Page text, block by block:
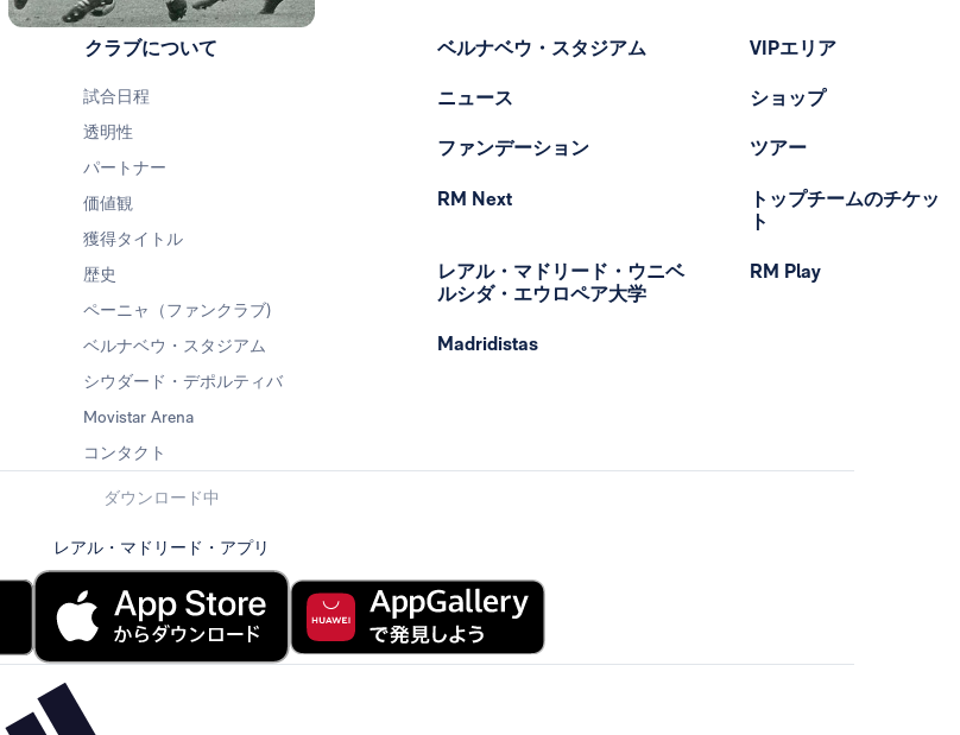
クラブについて
試合日程
透明性
パートナー
価値観
獲得タイトル
歴史
ペーニャ（ファンクラブ)
ベルナベウ・スタジアム
シウダード・デポルティバ
Movistar Arena
コンタクト
ベルナベウ・スタジアム
ニュース
ファンデーション
RM Next
レアル・マドリード・ウニベ
ルシダ・エウロペア大学
Madridistas
VIPエリア
ショップ
ツアー
トップチームのチケッ
ト
RM Play
ダウンロード中
レアル・マドリード・アプリ